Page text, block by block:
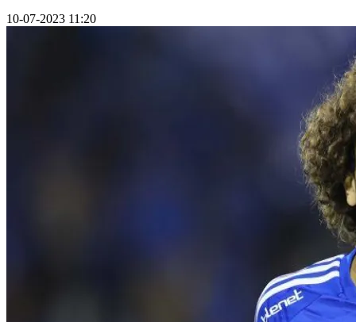
10-07-2023 11:20